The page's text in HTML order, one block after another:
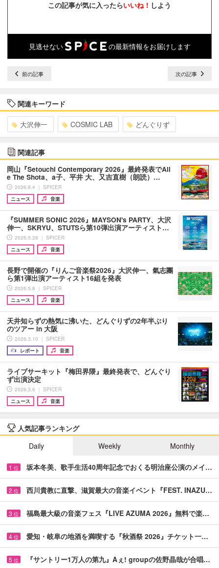
この記事が気に入ったらいいね！ しよう
見逃せない の最新情報をお届けします
前の記事 次の記事
関連キーワード
大沢伸一 COSMIC LAB どんぐりず
関連記事
岡山『Setouchi Contemporary 2026』最終発表でAil
e The Shota、a子、平井 大、又吉直樹（朗読）…
2026.8.4 ｜ SPICER
ニュース
音楽
『SUMMER SONIC 2026』MAYSON's PARTY、大沢
伸一、SKRYU、STUTSら第10弾出演アーティスト…
2026.5.28 ｜ SPICER
ニュース
音楽
長野で開催の『りんご音楽祭2026』大沢伸一、氣志團
ら第1弾出演アーティスト16組を発表
2026.5.8 ｜ SPICER
ニュース
音楽
天井知らずの熱気に沸いた、どんぐりずの2年半ぶり
のツアー in 大阪
2026.3.10 ｜ SPICER
レポート
音楽
ライブサーキット『梅田界隈』最終発表で、どんぐり
ず出演決定
2026.3.6 ｜ SPICER
ニュース
音楽
人気記事ランキング
Daily
Weekly Monthly
1 位 坂本冬美、歌手生活40周年記念でおくる明治座公演のメイ…
2 位 西川貴教に直撃、滋賀最大の音楽イベント『FEST. INAZU…
3 位 福島最大級の音楽フェス『LIVE AZUMA 2026』無料で楽…
4 位 愛知・岐阜の地酒を満喫する『秋酒祭 2026』チケット一…
5 位 『サントリー1万人の第九』Aぇ! groupの佐野晶哉が合唱…